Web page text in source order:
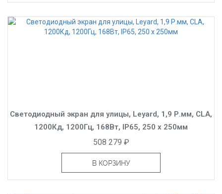
Светодиодный экран для улицы, Leyard, 1,9 Р.мм, CLA,
1200Кд, 1200Гц, 168Вт, IP65, 250 x 250мм
508 279 ₽
В КОРЗИНУ